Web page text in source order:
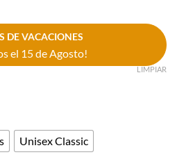
DE VACACIONES
el 15 de Agosto!
Unisex Classic
LIMPIAR